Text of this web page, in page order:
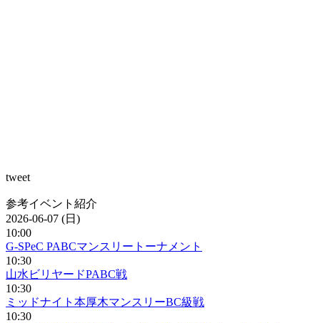
tweet
参考イベント紹介
2026-06-07 (日)
10:00
G-SPeC PABCマンスリートーナメント
10:30
山水ビリヤードPABC戦
10:30
ミッドナイト本厚木マンスリーBC級戦
10:30